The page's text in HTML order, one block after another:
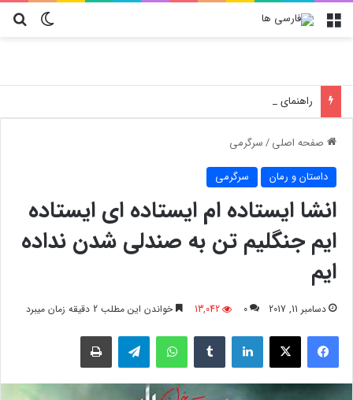
تغییر منو
راهنمای خرید بهترین کادو برای عزیزان؛ چرا کلاه کپ و کیف
صفحه اصلی/سرگرمی
داستان و رمان سرگرمی
انشا ایستاده ام ایستاده ای ایستاده
ایم جنگلیم تن به صندلی شدن نداده
ایم
دسامبر 11, 2017 0
13,042 خواندن این مطلب 2 دقیقه زمان میبرد
فیسبوک لینکدین واتس آپ